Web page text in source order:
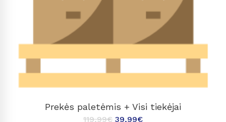
Prekės paletėmis + Visi tiekėjai
119,99€ 39,99€